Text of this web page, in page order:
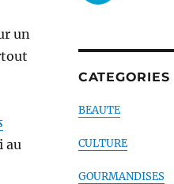
un
au
CATEGORIES
BEAUTE
CULTURE
GOURMANDISES